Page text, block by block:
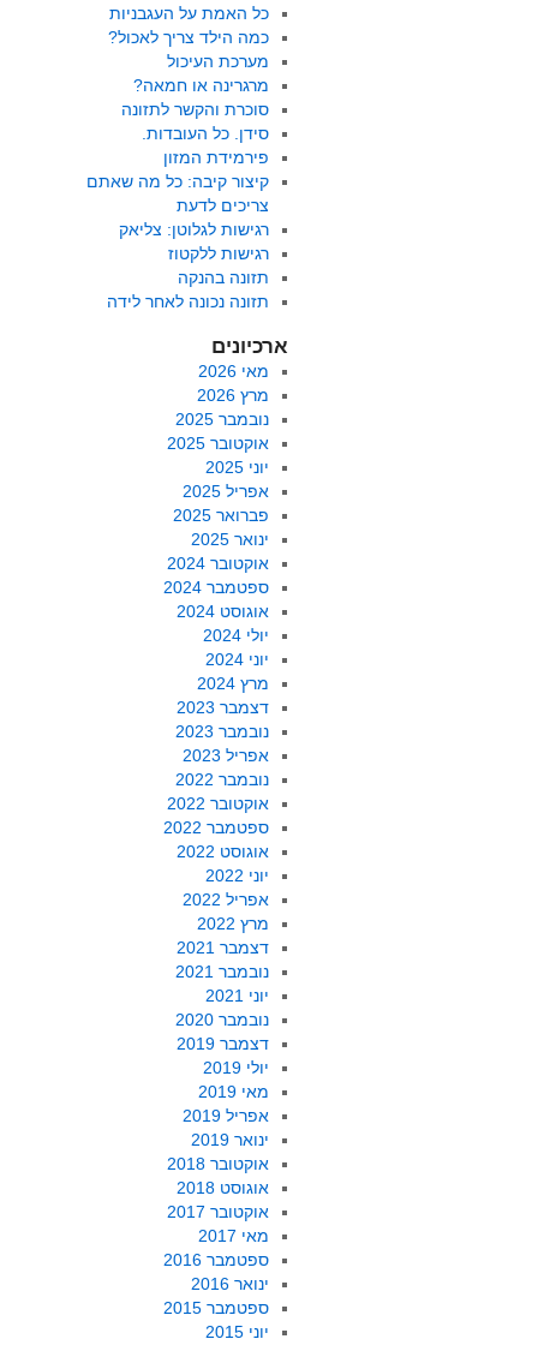
כל האמת על העגבניות
כמה הילד צריך לאכול?
מערכת העיכול
מרגרינה או חמאה?
סוכרת והקשר לתזונה
סידן. כל העובדות.
פירמידת המזון
קיצור קיבה: כל מה שאתם
צריכים לדעת
רגישות לגלוטן: צליאק
רגישות ללקטוז
תזונה בהנקה
תזונה נכונה לאחר לידה
ארכיונים
מאי 2026
מרץ 2026
נובמבר 2025
אוקטובר 2025
יוני 2025
אפריל 2025
פברואר 2025
ינואר 2025
אוקטובר 2024
ספטמבר 2024
אוגוסט 2024
יולי 2024
יוני 2024
מרץ 2024
דצמבר 2023
נובמבר 2023
אפריל 2023
נובמבר 2022
אוקטובר 2022
ספטמבר 2022
אוגוסט 2022
יוני 2022
אפריל 2022
מרץ 2022
דצמבר 2021
נובמבר 2021
יוני 2021
נובמבר 2020
דצמבר 2019
יולי 2019
מאי 2019
אפריל 2019
ינואר 2019
אוקטובר 2018
אוגוסט 2018
אוקטובר 2017
מאי 2017
ספטמבר 2016
ינואר 2016
ספטמבר 2015
יוני 2015